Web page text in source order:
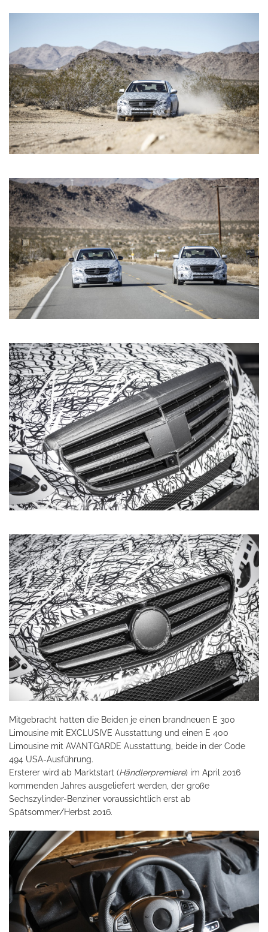
Mitgebracht hatten die Beiden je einen brandneuen E 300
Limousine mit EXCLUSIVE Ausstattung und einen E 400
Limousine mit AVANTGARDE Ausstattung, beide in der Code
494 USA-Ausführung.
Ersterer wird ab Marktstart (Händlerpremiere) im April 2016
kommenden Jahres ausgeliefert werden, der große
Sechszylinder-Benziner voraussichtlich erst ab
Spätsommer/Herbst 2016.